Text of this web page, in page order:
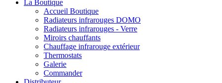
La Boutique
Accueil Boutique
Radiateurs infrarouges DOMO
Radiateurs infrarouges - Verre
Miroirs chauffants
Chauffage infrarouge extérieur
Thermostats
Galerie
Commander